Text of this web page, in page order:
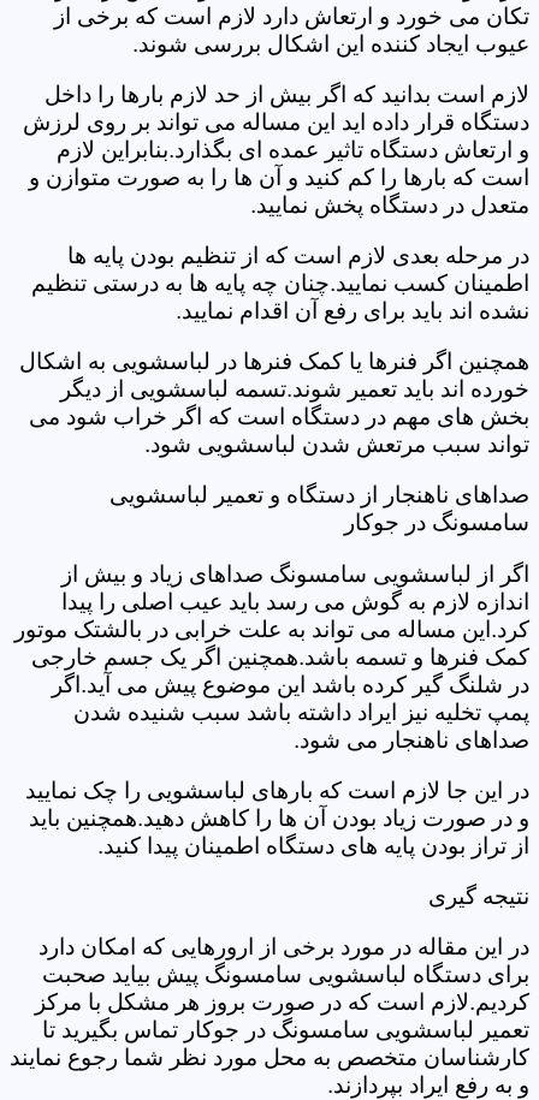
تکان می خورد و ارتعاش دارد لازم است که برخی از
عیوب ایجاد کننده این اشکال بررسی شوند.
لازم است بدانید که اگر بیش از حد لازم بارها را داخل
دستگاه قرار داده اید این مساله می تواند بر روی لرزش
و ارتعاش دستگاه تاثیر عمده ای بگذارد.بنابراین لازم
است که بارها را کم کنید و آن ها را به صورت متوازن و
متعدل در دستگاه پخش نمایید.
در مرحله بعدی لازم است که از تنظیم بودن پایه ها
اطمینان کسب نمایید.چنان چه پایه ها به درستی تنظیم
نشده اند باید برای رفع آن اقدام نمایید.
همچنین اگر فنرها یا کمک فنرها در لباسشویی به اشکال
خورده اند باید تعمیر شوند.تسمه لباسشویی از دیگر
بخش های مهم در دستگاه است که اگر خراب شود می
تواند سبب مرتعش شدن لباسشویی شود.
صداهای ناهنجار از دستگاه و تعمیر لباسشویی
سامسونگ در جوکار
اگر از لباسشویی سامسونگ صداهای زیاد و بیش از
اندازه لازم به گوش می رسد باید عیب اصلی را پیدا
کرد.این مساله می تواند به علت خرابی در بالشتک موتور
کمک فنرها و تسمه باشد.همچنین اگر یک جسم خارجی
در شلنگ گیر کرده باشد این موضوع پیش می آید.اگر
پمپ تخلیه نیز ایراد داشته باشد سبب شنیده شدن
صداهای ناهنجار می شود.
در این جا لازم است که بارهای لباسشویی را چک نمایید
و در صورت زیاد بودن آن ها را کاهش دهید.همچنین باید
از تراز بودن پایه های دستگاه اطمینان پیدا کنید.
نتیجه گیری
در این مقاله در مورد برخی از ارورهایی که امکان دارد
برای دستگاه لباسشویی سامسونگ پیش بیاید صحبت
کردیم.لازم است که در صورت بروز هر مشکل با مرکز
تعمیر لباسشویی سامسونگ در جوکار تماس بگیرید تا
کارشناسان متخصص به محل مورد نظر شما رجوع نمایند
و به رفع ایراد بپردازند.